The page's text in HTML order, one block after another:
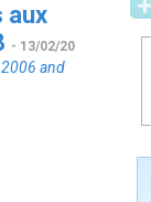
aux
- 13/02/20
and